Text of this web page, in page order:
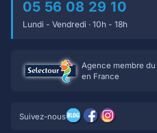
05 56 08 29 10
Lundi - Vendredi · 10h - 18h
Agence membre du
en France
Suivez-nous